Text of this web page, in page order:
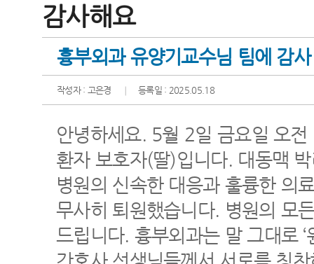
감사해요
흉부외과 유양기교수님 팀에 감
작성자 : 고은경 등록일 : 2025.05.18
안녕하세요. 5월 2일 금요일 오
환자 보호자(딸)입니다. 대동맥
병원의 신속한 대응과 훌륭한 의
무사히 퇴원했습니다. 병원의 모
드립니다. 흉부외과는 말 그대로